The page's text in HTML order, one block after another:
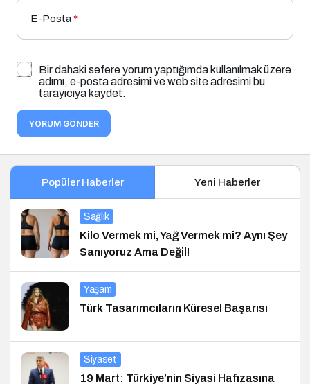
E-Posta*
Bir dahaki sefere yorum yaptığımda kullanılmak üzere
adımı, e-posta adresimi ve web site adresimi bu
tarayıcıya kaydet.
YORUM GÖNDER
Popüler Haberler Yeni Haberler
Sağlık
Kilo Vermek mi, Yağ Vermek mi? Aynı Şey
Sanıyoruz Ama Değil!
Yaşam
Türk Tasarımcıların Küresel Başarısı
Siyaset
19 Mart: Türkiye’nin Siyasi Hafızasına